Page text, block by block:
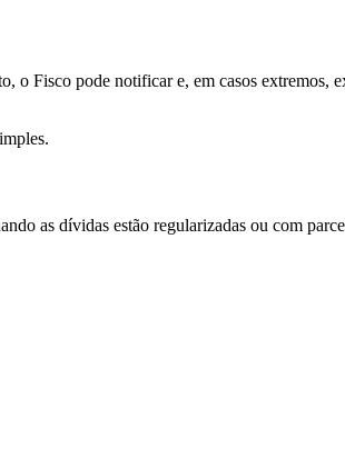
o Fisco pode notificar e, em casos extremos,
as dívidas estão regularizadas ou com